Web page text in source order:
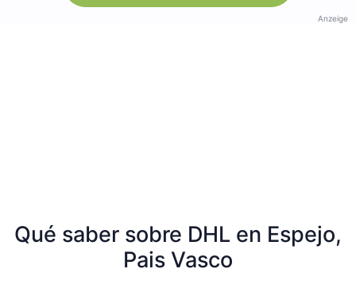
Anzeige
Qué saber sobre DHL en Espejo,
Pais Vasco